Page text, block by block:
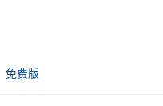
免费版